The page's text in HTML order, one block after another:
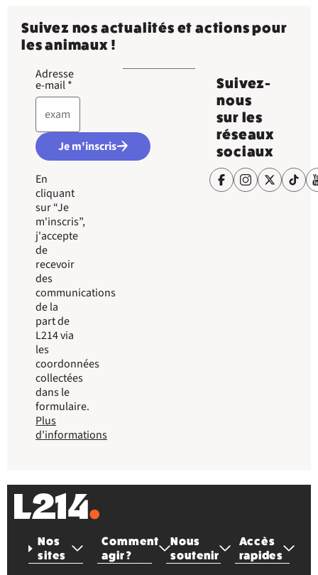
Suivez nos actualités et actions pour
les animaux !
Adresse
e-mail*
Je m'inscris
En
cliquant
sur “Je
m'inscris”,
j'accepte
de
recevoir
des
communications
de la
part de
L214 via
les
coordonnées
collectées
dans le
formulaire.
Plus
d'informations
Suivez-
nous
sur les
réseaux
sociaux
Nos
sites
Comment
agir ?
Nous
soutenir
Accès
rapides